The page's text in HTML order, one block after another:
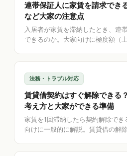
連帯保証人に家賃を請求でき
など大家の注意点
入居者が家賃を滞納したとき、連
できるのか。大家向けに極度額（
法務・トラブル対応
賃貸借契約はすぐ解除できる
考え方と大家ができる準備
家賃を1回滞納したら契約解除で
向けに一般的に解説。賃貸借の解